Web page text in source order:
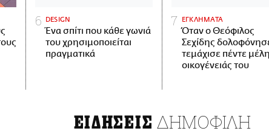
DESIGN
Ένα σπίτι που κάθε γωνιά
του χρησιμοποιείται
πραγματικά
ΕΓΚΛΗΜΑΤΑ
Όταν ο Θεόφιλος
Σεχίδης
τεμάχισε πέντε
οικογένειάς του
ΕΙΔΗΣΕΙΣ ΔΗΜΟΦΙΛΗ